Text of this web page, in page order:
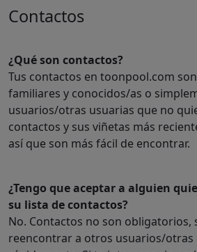
Contactos
¿Qué son contactos?
Tus contactos en toonpool.com
familiares y conocidos/as o
usuarios/otras usuarias que no
contactos y sus viñetas más
así que son más fácil de encontrar.
¿Tengo que aceptar a alguien
su lista de contactos?
No. Contactos no son obligatorios,
reencontrar a otros usuarios/otras